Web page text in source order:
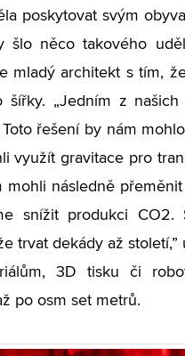
poskytovat svým
šlo něco takového
mladý architekt s tím,
šířky. „Jedním z
řešení by nám
využít gravitace pro
následně
snížit produkci
trvat dekády až
3D tisku či
po osm set metrů.